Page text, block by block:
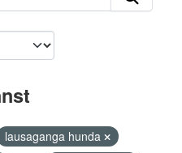
lausaganga hunda